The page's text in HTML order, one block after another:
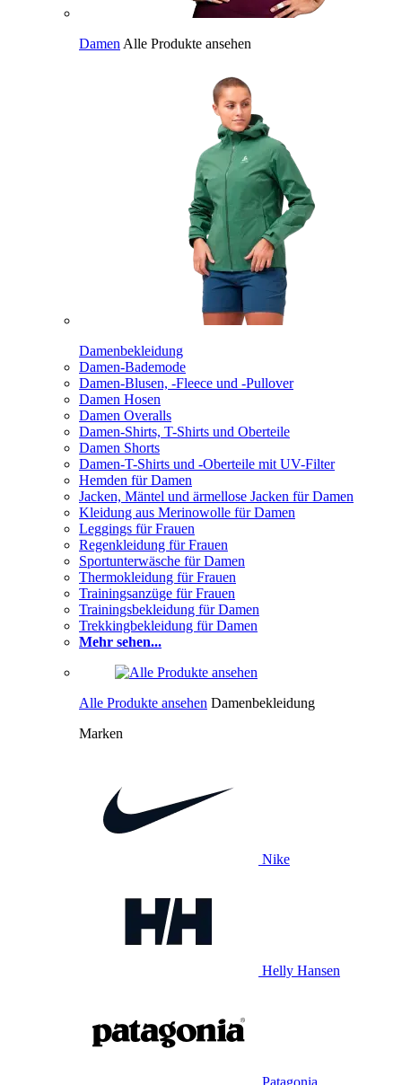
Damen Alle Produkte ansehen
Damenbekleidung
Damen-Bademode
Damen-Blusen, -Fleece und -Pullover
Damen Hosen
Damen Overalls
Damen-Shirts, T-Shirts und Oberteile
Damen Shorts
Damen-T-Shirts und -Oberteile mit UV-Filter
Hemden für Damen
Jacken, Mäntel und ärmellose Jacken für Damen
Kleidung aus Merinowolle für Damen
Leggings für Frauen
Regenkleidung für Frauen
Sportunterwäsche für Damen
Thermokleidung für Frauen
Trainingsanzüge für Frauen
Trainingsbekleidung für Damen
Trekkingbekleidung für Damen
Mehr sehen...
Alle Produkte ansehen Damenbekleidung
Marken
Nike
Helly Hansen
Patagonia